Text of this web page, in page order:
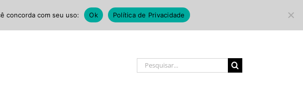
Buscar
resultados
concorda com seu uso: Ok Política de Privacidade